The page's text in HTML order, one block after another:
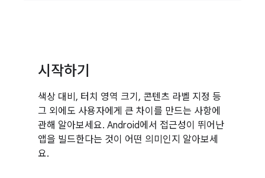
시작하기
색상 대비, 터치 영역 크기, 콘텐츠 라벨 지정 등
그 외에도 사용자에게 큰 차이를 만드는 사항에
관해 알아보세요. Android에서 접근성이 뛰어난
앱을 빌드한다는 것이 어떤 의미인지 알아보세
요.